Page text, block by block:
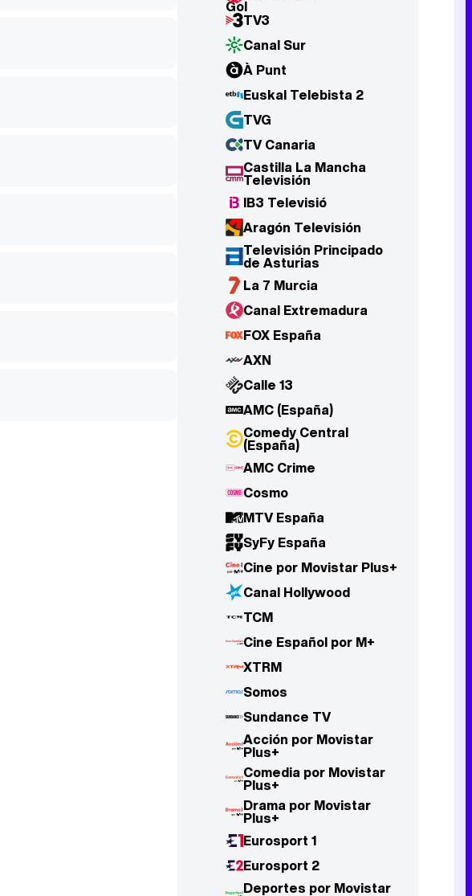
TV3
Canal Sur
À Punt
Euskal Telebista 2
TVG
TV Canaria
Castilla La Mancha
Televisión
IB3 Televisió
Aragón Televisión
Televisión Principado
de Asturias
La 7 Murcia
Canal Extremadura
FOX España
AXN
Calle 13
AMC (España)
Comedy Central
(España)
AMC Crime
Cosmo
MTV España
SyFy España
Cine por Movistar Plus+
Canal Hollywood
TCM
Cine Español por M+
XTRM
Somos
Sundance TV
Acción por Movistar
Plus+
Comedia por Movistar
Plus+
Drama por Movistar
Plus+
Eurosport 1
Eurosport 2
Deportes por Movistar